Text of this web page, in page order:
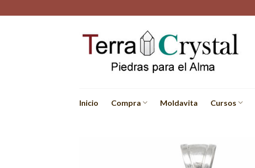
to
Inicio Compra Moldavita Cursos